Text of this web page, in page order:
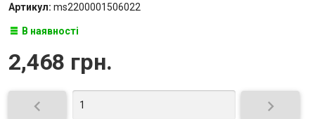
Артикул: ms2200001506022
В наявності
2,468 грн.
 